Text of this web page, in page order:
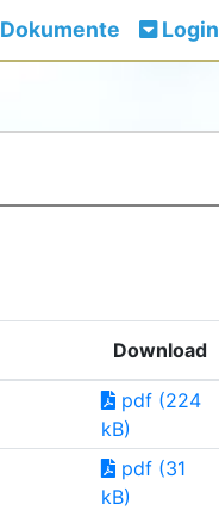
Dokumente Login
Download
pdf (224
kB)
pdf (31
kB)